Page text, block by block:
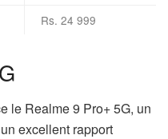
Rs. 24 999
le Realme 9 Pro+ 5G, un
excellent rapport